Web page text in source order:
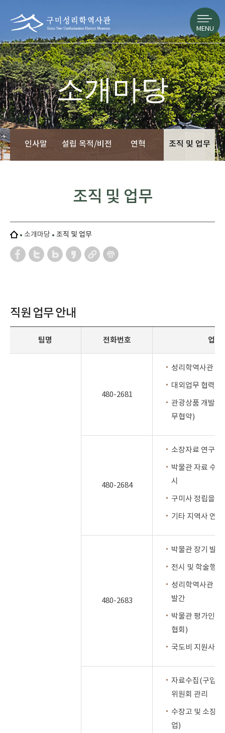
MENU
소개마당
인사말 설립 목적/비전 연혁 조직 및 업무
소개마당 조직 및 업무
조직 및 업무
직원 업무 안내
팀명 전화번호 업
480-2681
성리학역사관 업
대외업무 협력
관광상품 개발
무협약)
480-2684
소장자료 연구,
박물관 자료 수
시
구미사 정립을
기타 지역사 연
480-2683
박물관 장기 발
전시 및 학술행
성리학역사관 소
발간
박물관 평가인
협회)
국도비 지원사
자료수집(구입‧
위원회 관리
수장고 및 소장
업)